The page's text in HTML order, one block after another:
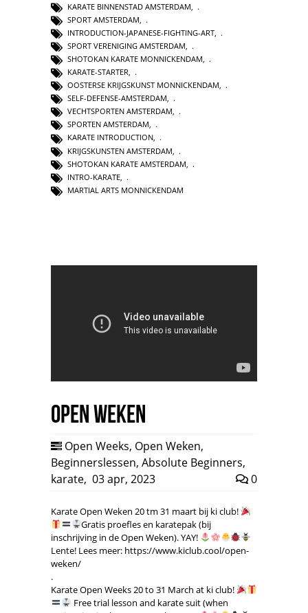
KARATE BINNENSTAD AMSTERDAM
SPORT AMSTERDAM
INTRODUCTION-JAPANESE-FIGHTING-ART
SPORT VERENIGING AMSTERDAM,
SHOTOKAN KARATE MONNICKENDAM,
KARATE-STARTER,
OOSTERSE KRIJGSKUNST MONNICKENDAM,
SELF-DEFENSE-AMSTERDAM,
VECHTSPORTEN AMSTERDAM,
SPORTEN AMSTERDAM,
KARATE INTRODUCTION,
KRIJGSKUNSTEN AMSTERDAM
SHOTOKAN KARATE AMSTERDAM
INTRO-KARATE
MARTIAL ARTS MONNICKENDAM
Open Weken
Open Weeks, Open Weken,
Beginnerslessen, Absolute Beginners,
karate, 03 apr, 2023 0
Karate Open Weken 20 tm 31 maart bij ki club!
Gratis proefles en karatepak (bij
inschrijving in de Open Weken). YAY!
Lente! Lees meer: https://www.kiclub.cool/open-
weken/
.
Karate Open Weeks 20 to 31 March at ki club!
Free trial lesson and karate suit (when